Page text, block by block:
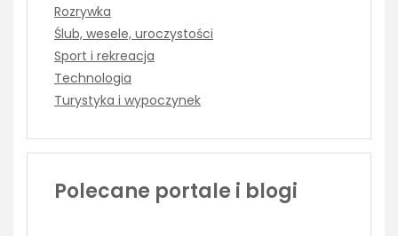
Rozrywka
Ślub, wesele, uroczystości
Sport i rekreacja
Technologia
Turystyka i wypoczynek
Polecane portale i blogi